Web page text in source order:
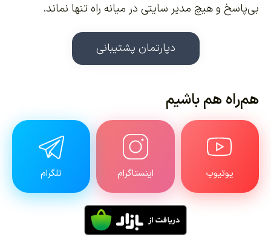
بی‌پاسخ و هیچ مدیر سایتی در میانه راه تنها نماند.
دپارتمان پشتیبانی
هم‌راه هم باشیم
یوتیوب اینستاگرام تلگرام